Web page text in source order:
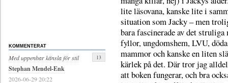
lite läsovana, kanske lite i
situation som Jacky – men
bara fascinerade av det struliga
fyllor, ungdomshem, LVU, döda
mammor och kanske en liten
kärlek på det. Där tror jag
att boken fungerar, och bra
KOMMENTERAT
Med uppenbar känsla för stil
Stephan Mendel-Enk
2026-06-29 20:22
13